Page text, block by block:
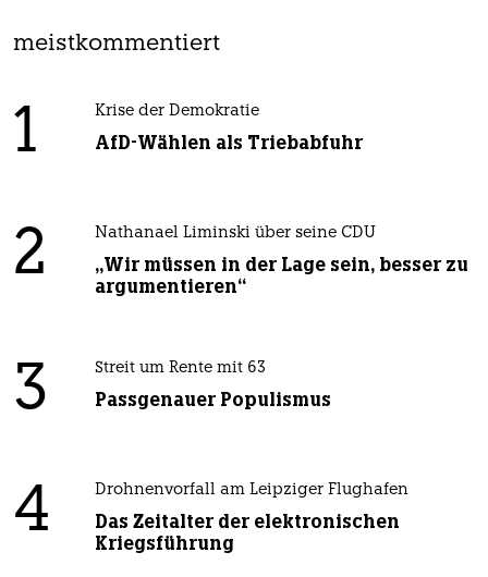
meistkommentiert
1 Krise der Demokratie
AfD-Wählen als Triebabfuhr
2 Nathanael Liminski über seine CDU
„Wir müssen in der Lage sein, besser zu
argumentieren“
3 Streit um Rente mit 63
Passgenauer Populismus
4 Drohnenvorfall am Leipziger Flughafen
Das Zeitalter der elektronischen
Kriegsführung